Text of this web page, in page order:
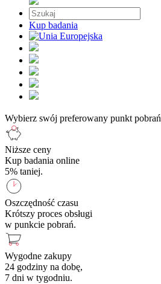
Kup badania
Wybierz swój preferowany punkt pobrań
Niższe ceny
Kup badania online
5% taniej.
Oszczędność czasu
Krótszy proces obsługi
w punkcie pobrań.
Wygodne zakupy
24 godziny na dobę,
7 dni w tygodniu.